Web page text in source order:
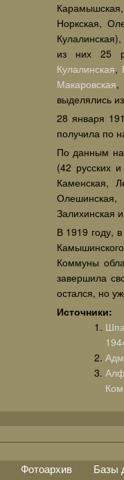
Норкская,
из них 25
Кулалинская,
Макаровская,
выделялись
28 января
получила по
По данным на
(42 русских
Каменская,
Олешинская,
Залихинская
В 1919 году,
Коммуны
завершила
остался, но
Источники:
Фотоархив Базы